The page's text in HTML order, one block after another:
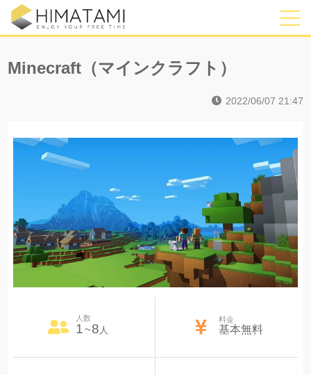
Minecraft（マインクラフト）
2022/06/07 21:47
人数
1~8 人
料金
基本無料